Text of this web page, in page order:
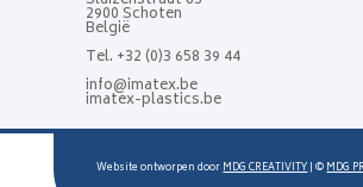
2900 Schoten
België
Tel. +32 (0)3 658 39 44
info@imatex.be
imatex-plastics.be
Website ontworpen doorMDG CREATIVITY| ©MDG